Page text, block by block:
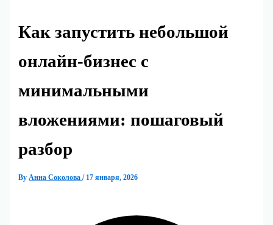
Как запустить небольшой
онлайн-бизнес с
минимальными
вложениями: пошаговый
разбор
By Анна Соколова/ 17 января, 2026